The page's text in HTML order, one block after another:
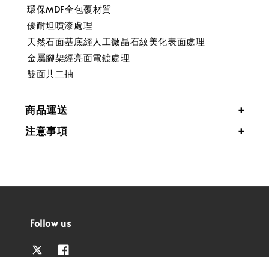
環保MDF全包覆材質
優耐坦噴漆處理
天然石面基底經人工微晶石紋美化表面處理
金屬腳架經亮面電鍍處理
雙面共二抽
商品運送
注意事項
Follow us